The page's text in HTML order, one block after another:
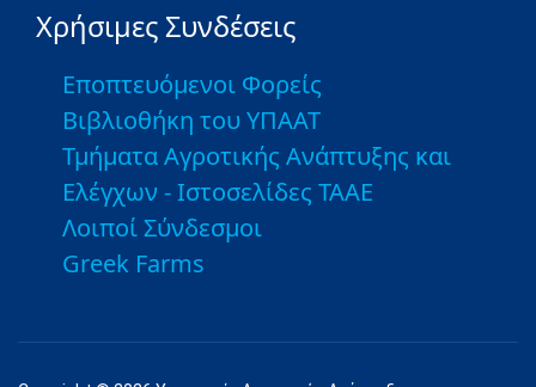
Χρήσιμες Συνδέσεις
Εποπτευόμενοι Φορείς
Βιβλιοθήκη του ΥΠΑΑΤ
Τμήματα Αγροτικής Ανάπτυξης και
Ελέγχων - Ιστοσελίδες ΤΑΑΕ
Λοιποί Σύνδεσμοι
Greek Farms